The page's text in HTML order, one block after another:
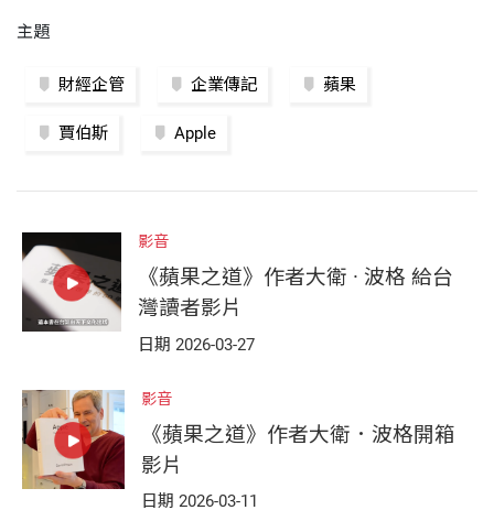
主題
財經企管 企業傳記 蘋果
賈伯斯 Apple
影音
《蘋果之道》作者大衛 · 波格 給台
灣讀者影片
日期 2026-03-27
影音
《蘋果之道》作者大衛．波格開箱
影片
日期 2026-03-11